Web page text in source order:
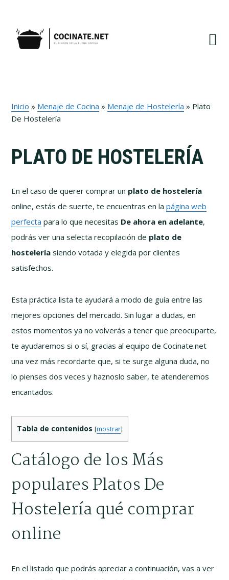
navegación
principal
contenido
principal
barra
Inicio » Menaje de Cocina » Menaje de Hostelería » Plato
De Hostelería
PLATO DE HOSTELERÍA
En el caso de querer comprar un plato de hostelería
online, estás de suerte, te encuentras en lapágina web
perfecta para lo que necesitas De ahora en adelante,
podrás ver una selecta recopilación de plato de
hostelería siendo votada y elegida por clientes
satisfechos.
Esta práctica lista te ayudará a modo de guía entre las
mejores opciones del mercado. Sin lugar a dudas, en
estos momentos ya no volverás a tener que preocuparte,
te ayudaremos si o sí, gracias al equipo de Cocinate.net
una vez más recordarte que, si te surge alguna duda, no
lo pienses dos veces y haznoslo saber, te atenderemos
encantados.
Tabla de contenidos [mostrar]
Catálogo de los Más
populares Platos De
Hostelería qué comprar
online
En el listado que podrás apreciar a continuación, vas a ver